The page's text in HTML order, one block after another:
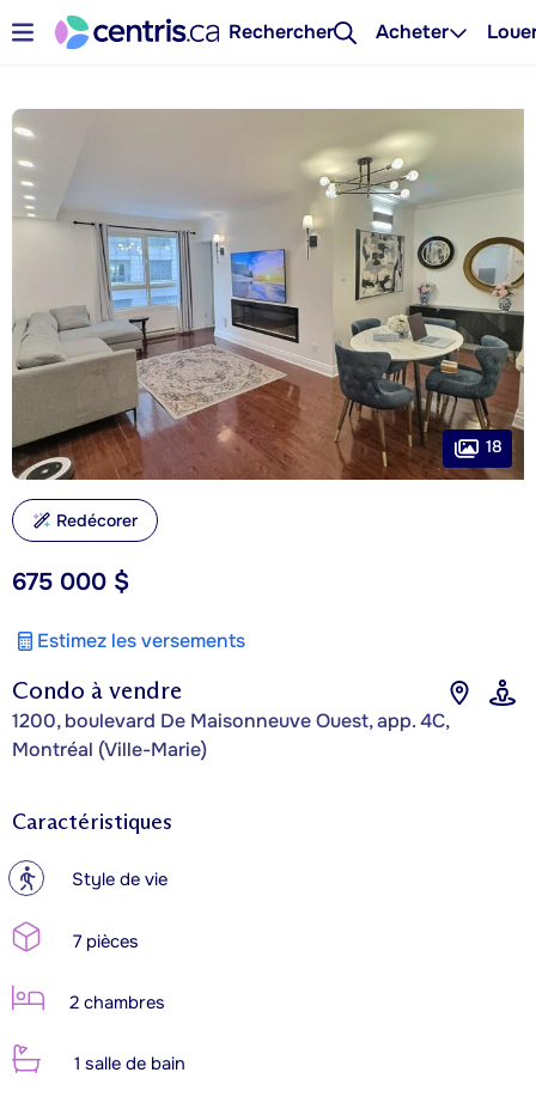
Rechercher Acheter
Condo à vendre
1200, boulevard De Maisonneuve Ouest, app. 4C,
Montréal (Ville-Marie)
675 000 $
Estimez les versements
18
Redécorer
Caractéristiques
? Style de vie
7 pièces
2 chambres
1 salle de bain